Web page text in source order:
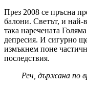
През 2008 се пръсна
балони. Светът, и най-
така наречената
депресия. И сигурно
измъкнем поне
последствия.
Реч, държана по